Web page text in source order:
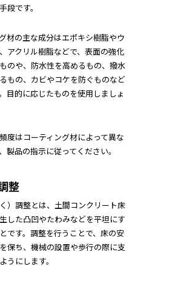
段です。
材の主な成分はエポキシ樹脂やウ
アクリル樹脂などで、表面の強化
のや、防水性を高めるもの、撥水
もの、カビやコケを防ぐものなど
目的に応じたものを使用しましょ
度はコーティング材によって異な
製品の指示に従ってください。
整
）調整とは、土間コンクリート床
した凸凹やたわみなどを平坦にす
です。調整を行うことで、床の安
保ち、機械の設置や歩行の際に支
うにします。